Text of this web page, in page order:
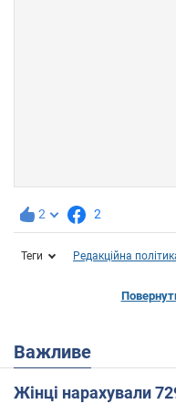
2 2
Теги Редакційна
Важливе
Жінці нарахували